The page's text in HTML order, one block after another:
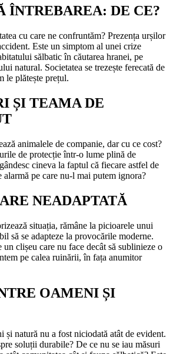
ÎNTREBAREA: DE CE?
cu care ne confruntăm? Prezența urșilor
Este un simptom al unei crize
sălbatic în căutarea hranei, pe
natural. Societatea se trezește ferecată de
le plătește prețul.
ȘI TEAMA DE
animalele de companie, dar cu ce cost?
de protecție într-o lume plină de
cineva la faptul că fiecare astfel de
alarmă pe care nu-l mai putem ignora?
NEADAPTATĂ
situația, rămâne la picioarele unui
să se adapteze la provocările moderne.
clișeu care nu face decât să sublinieze o
pe calea ruinării, în fața anumitor
OAMENI ȘI
și natură nu a fost niciodată atât de evident.
soluții durabile? De ce nu se iau măsuri